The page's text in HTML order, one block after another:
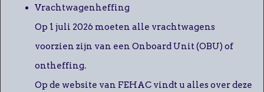
Vrachtwagenheffing
Op 1 juli 2026 moeten alle vrachtwagens
voorzien zijn van een Onboard Unit (OBU) of
ontheffing.
Op de website van FEHAC vindt u alles over deze